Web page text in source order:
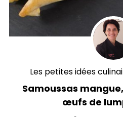
Les petites idées
Samoussas
œufs de